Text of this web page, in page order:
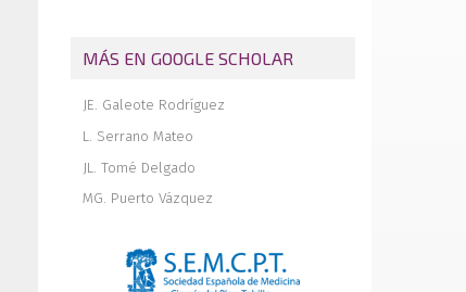
médicos en formación en unidad docente
Universitario Quirónsalud Madrid
MÁS EN GOOGLE SCHOLAR
JE. Galeote Rodríguez
L. Serrano Mateo
JL. Tomé Delgado
MG. Puerto Vázquez